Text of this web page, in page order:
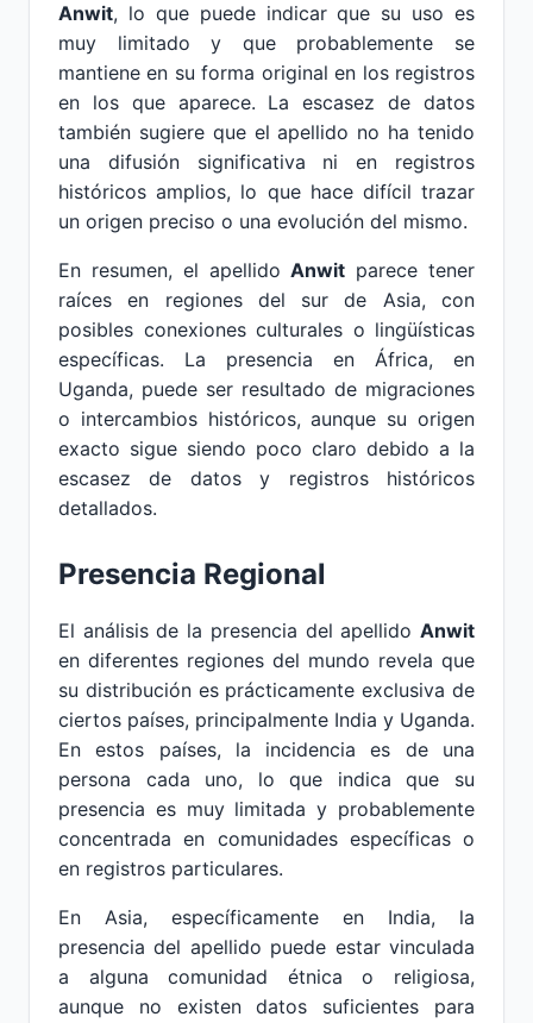
Anwit, lo que puede indicar que su uso es
muy limitado y que probablemente se
mantiene en su forma original en los registros
en los que aparece. La escasez de datos
también sugiere que el apellido no ha tenido
una difusión significativa ni en registros
históricos amplios, lo que hace difícil trazar
un origen preciso o una evolución del mismo.
En resumen, el apellidoAnwit parece tener
raíces en regiones del sur de Asia, con
posibles conexiones culturales o lingüísticas
específicas. La presencia en África, en
Uganda, puede ser resultado de migraciones
o intercambios históricos, aunque su origen
exacto sigue siendo poco claro debido a la
escasez de datos y registros históricos
detallados.
Presencia Regional
El análisis de la presencia del apellido Anwit
en diferentes regiones del mundo revela que
su distribución es prácticamente exclusiva de
ciertos países, principalmente India y Uganda.
En estos países, la incidencia es de una
persona cada uno, lo que indica que su
presencia es muy limitada y probablemente
concentrada en comunidades específicas o
en registros particulares.
En Asia, específicamente en India, la
presencia del apellido puede estar vinculada
a alguna comunidad étnica o religiosa,
aunque no existen datos suficientes para